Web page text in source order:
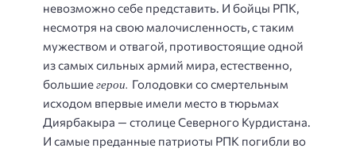
невозможно себе представить. И бойцы РПК,
несмотря на свою малочисленность, с таким
мужеством и отвагой, противостоящие одной
из самых сильных армий мира, естественно,
большиегерои. Голодовки со смертельным
исходом впервые имели место в тюрьмах
Диярбакыра — столице Северного Курдистана.
И самые преданные патриоты РПК погибли во